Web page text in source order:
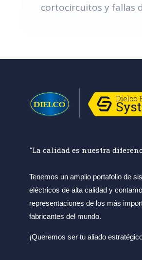
cortocircuitos y fallas
"La calidad es nuestra
Tenemos un amplio portafolio de
eléctricos de alta calidad y
representaciones de los más
fabricantes del mundo.
¡Queremos ser tu aliado